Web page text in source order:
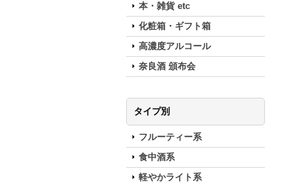
本・雑貨 etc
化粧箱・ギフト箱
高濃度アルコール
奈良酒 頒布会
タイプ別
フルーティー系
食中酒系
軽やかライト系